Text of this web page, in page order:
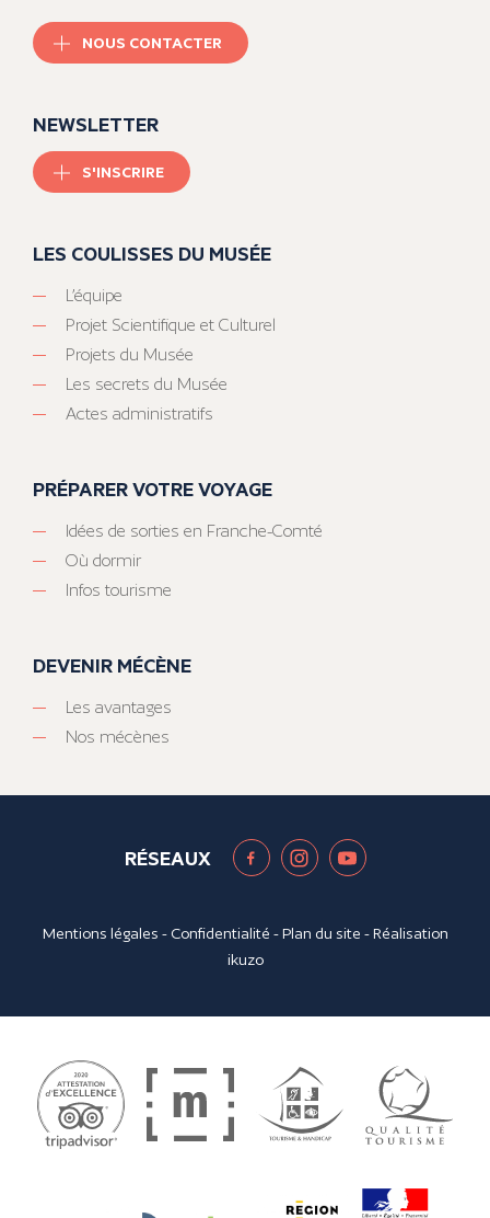
NOUS CONTACTER
NEWSLETTER
S'INSCRIRE
LES COULISSES DU MUSÉE
L’équipe
Projet Scientifique et Culturel
Projets du Musée
Les secrets du Musée
Actes administratifs
PRÉPARER VOTRE VOYAGE
Idées de sorties en Franche-Comté
Où dormir
Infos tourisme
DEVENIR MÉCÈNE
Les avantages
Nos mécènes
RÉSEAUX
Mentions légales - Confidentialité -Plan du site - Réalisation
ikuzo